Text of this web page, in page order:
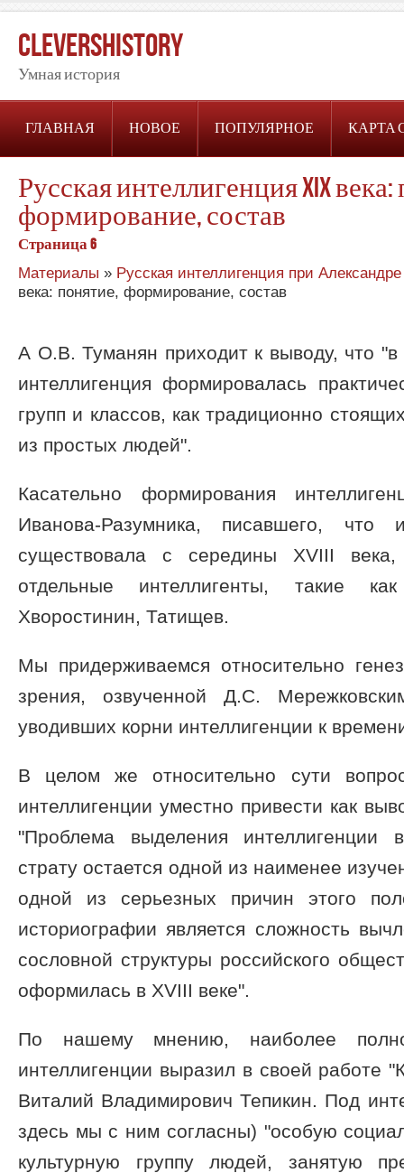
CleversHistory
Умная история
ГЛАВНАЯ НОВОЕ ПОПУЛЯРНОЕ КАРТА
Русская интеллигенция XIX
формирование, состав
Страница 6
Материалы » Русская интеллигенция при
века: понятие, формирование, состав
А О.В. Туманян приходит к выводу, что
интеллигенция формировалась
групп и классов, как традиционно
из простых людей".
Касательно формирования
Иванова-Разумника, писавшего, что
существовала с середины ХVIII
отдельные интеллигенты, такие
Хворостинин, Татищев.
Мы придерживаемся относительно
зрения, озвученной Д.С.
уводивших корни интеллигенции к
В целом же относительно сути
интеллигенции уместно привести как
"Проблема выделения интеллигенции
страту остается одной из наименее
одной из серьезных причин этого
историографии является сложность
сословной структуры российского
оформилась в XVIII веке".
По нашему мнению, наиболее
интеллигенции выразил в своей работе
Виталий Владимирович Тепикин. Под
здесь мы с ним согласны) "особую
культурную группу людей, занятую